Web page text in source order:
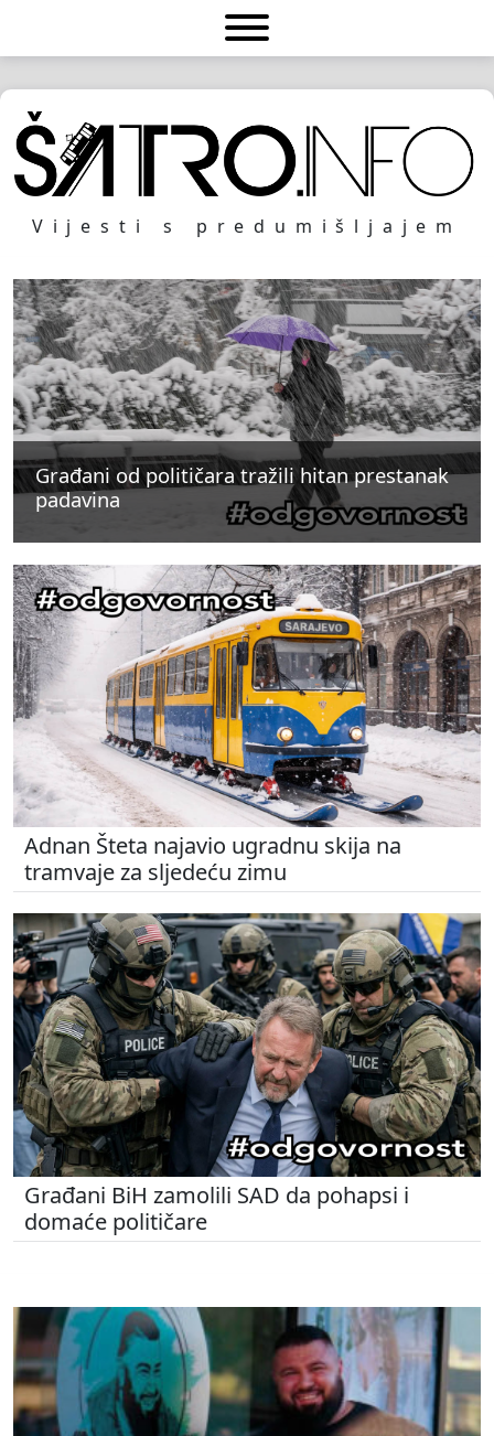
Vijesti s predumišljajem
Građani od političara tražili hitan prestanak
padavina
Građani od političara tražili hitan prestanak
padavina
Građani od političara tražili hitan prestanak
padavina
Adnan Šteta najavio ugradnu skija na
tramvaje za sljedeću zimu
Građani BiH zamolili SAD da pohapsi i
domaće političare